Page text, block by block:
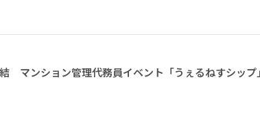
マンション管理代務員イベント「うぇるねすシップ